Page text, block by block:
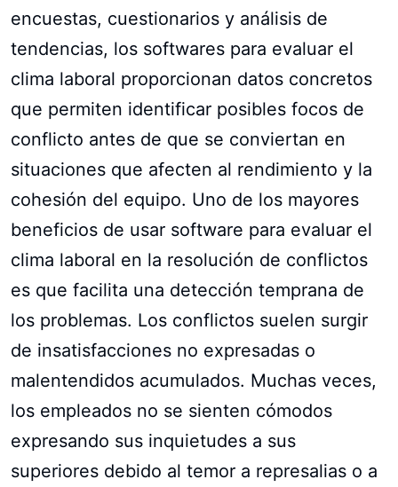
encuestas, cuestionarios y análisis de
tendencias, los softwares para evaluar el
clima laboral proporcionan datos concretos
que permiten identificar posibles focos de
conflicto antes de que se conviertan en
situaciones que afecten al rendimiento y la
cohesión del equipo. Uno de los mayores
beneficios de usar software para evaluar el
clima laboral en la resolución de conflictos
es que facilita una detección temprana de
los problemas. Los conflictos suelen surgir
de insatisfacciones no expresadas o
malentendidos acumulados. Muchas veces,
los empleados no se sienten cómodos
expresando sus inquietudes a sus
superiores debido al temor a represalias o a